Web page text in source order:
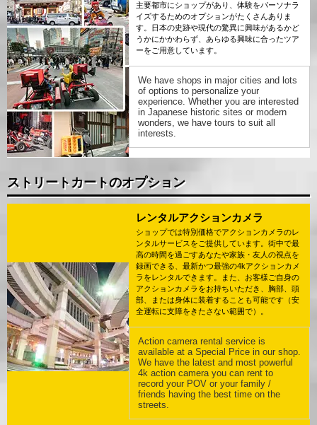
主要都市にショップがあり、体験をパーソナラ
イズするためのオプションがたくさんありま
す。日本の史跡や現代の驚異に興味があるかど
うかにかかわらず、あらゆる興味に合ったツア
ーをご用意しています。
We have shops in major cities and lots
of options to personalize your
experience. Whether you are interested
in Japanese historic sites or modern
wonders, we have tours to suit all
interests.
ストリートカートのオプション
レンタルアクションカメラ
ショップでは特別価格でアクションカメラのレ
ンタルサービスをご提供しています。街中で最
高の時間を過ごすあなたや家族・友人の視点を
録画できる、最新かつ最強の4kアクションカメ
ラをレンタルできます。また、お客様ご自身の
アクションカメラをお持ちいただき、胸部、頭
部、または身体に装着することも可能です（安
全運転に支障をきたさない範囲で）。
Action camera rental service is
available at a Special Price in our shop.
We have the latest and most powerful
4k action camera you can rent to
record your POV or your family /
friends having the best time on the
streets.